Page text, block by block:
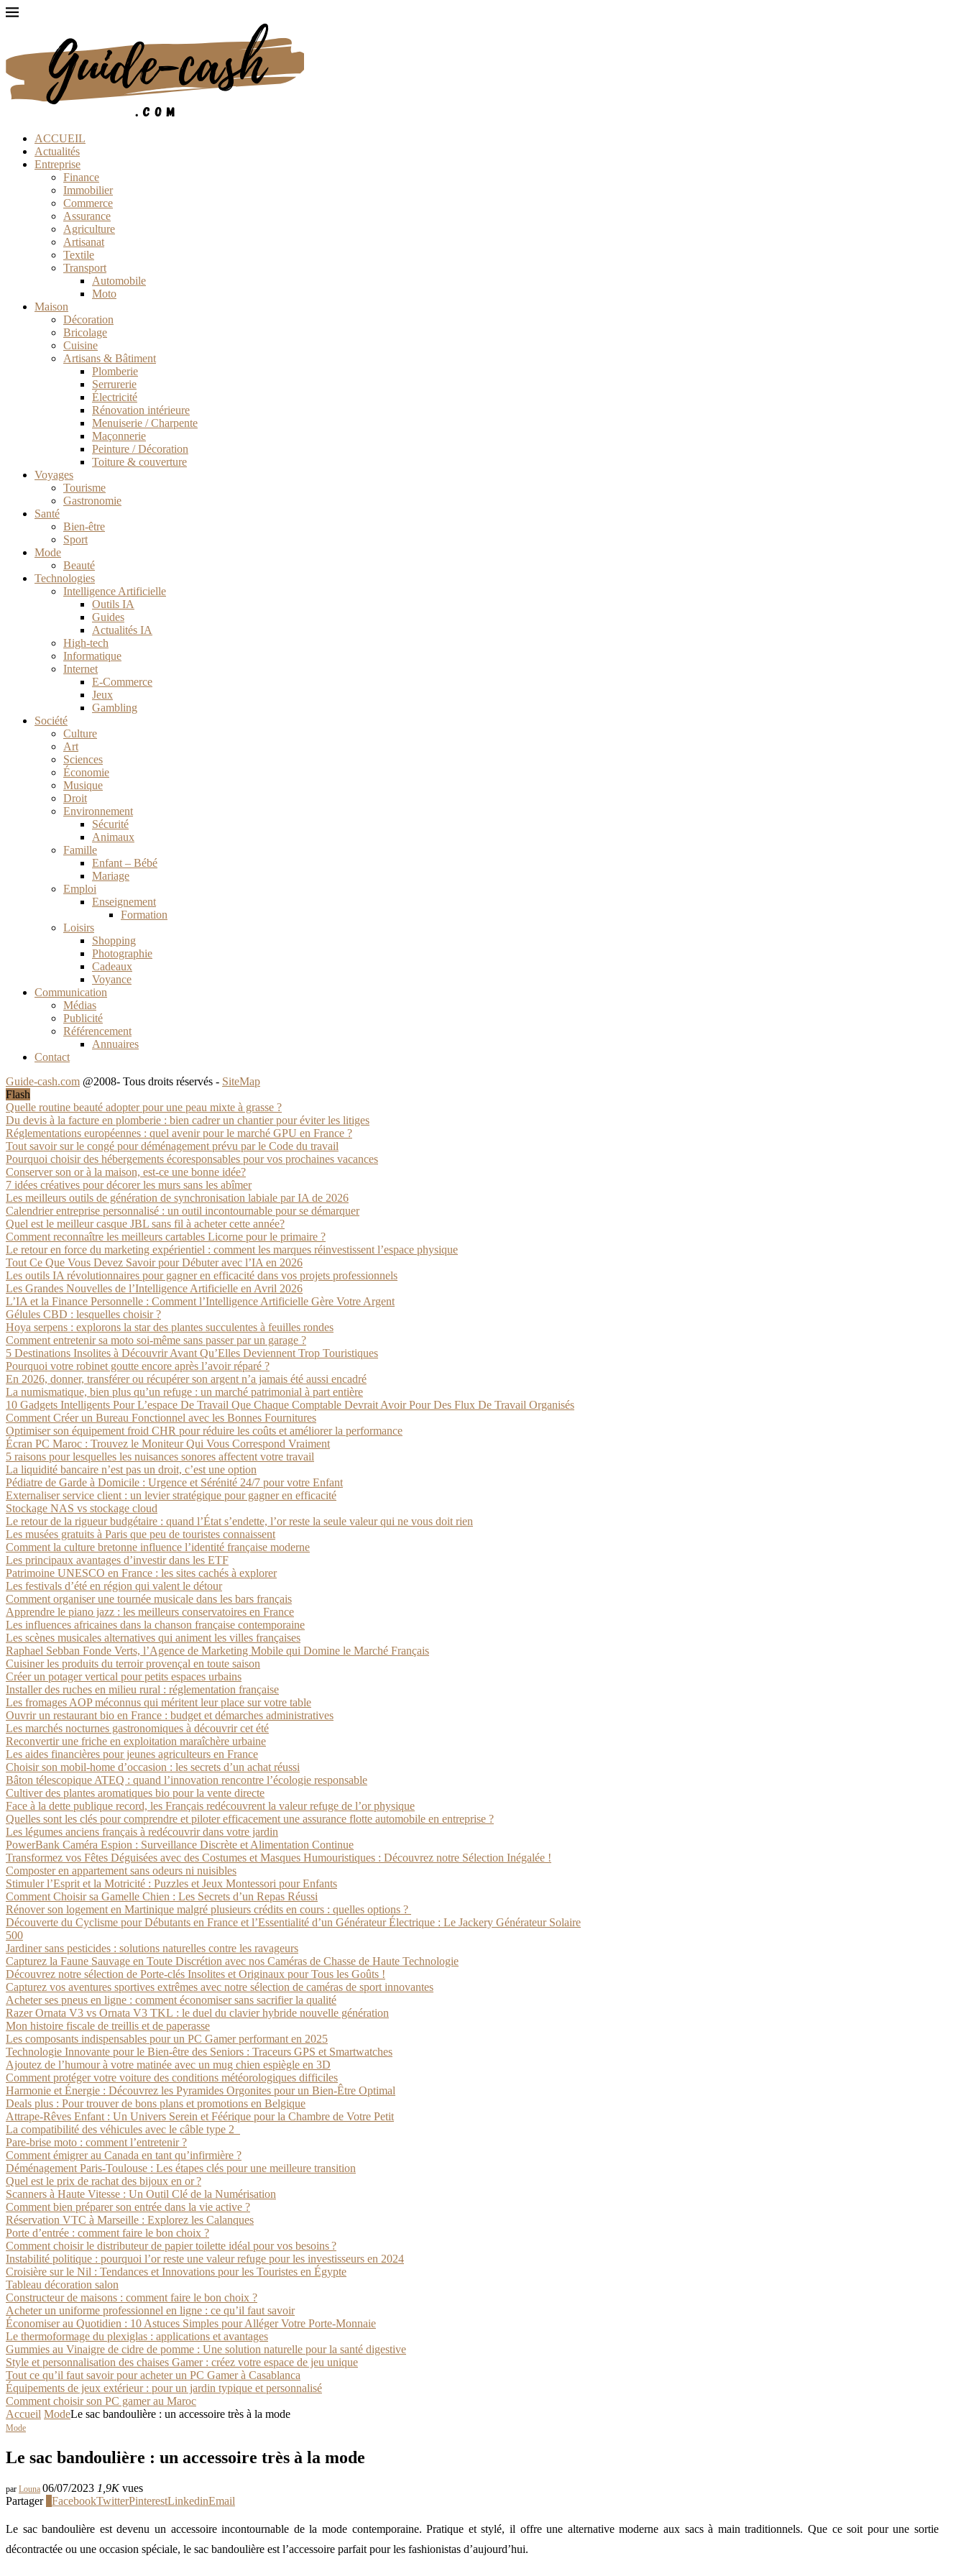
ACCUEIL
Actualités
Entreprise
Finance
Immobilier
Commerce
Assurance
Agriculture
Artisanat
Textile
Transport
Automobile
Moto
Maison
Décoration
Bricolage
Cuisine
Artisans & Bâtiment
Plomberie
Serrurerie
Électricité
Rénovation intérieure
Menuiserie / Charpente
Maçonnerie
Peinture / Décoration
Toiture & couverture
Voyages
Tourisme
Gastronomie
Santé
Bien-être
Sport
Mode
Beauté
Technologies
Intelligence Artificielle
Outils IA
Guides
Actualités IA
High-tech
Informatique
Internet
E-Commerce
Jeux
Gambling
Société
Culture
Art
Sciences
Économie
Musique
Droit
Environnement
Sécurité
Animaux
Famille
Enfant – Bébé
Mariage
Emploi
Enseignement
Formation
Loisirs
Shopping
Photographie
Cadeaux
Voyance
Communication
Médias
Publicité
Référencement
Annuaires
Contact
Guide-cash.com @2008- Tous droits réservés - SiteMap
Flash
Quelle routine beauté adopter pour une peau mixte à grasse ?
Du devis à la facture en plomberie : bien cadrer un chantier pour éviter les litiges
Réglementations européennes : quel avenir pour le marché GPU en France ?
Tout savoir sur le congé pour déménagement prévu par le Code du travail
Pourquoi choisir des hébergements écoresponsables pour vos prochaines vacances
Conserver son or à la maison, est-ce une bonne idée?
7 idées créatives pour décorer les murs sans les abîmer
Les meilleurs outils de génération de synchronisation labiale par IA de 2026
Calendrier entreprise personnalisé : un outil incontournable pour se démarquer
Quel est le meilleur casque JBL sans fil à acheter cette année?
Comment reconnaître les meilleurs cartables Licorne pour le primaire ?
Le retour en force du marketing expérientiel : comment les marques réinvestissent l’espace physique
Tout Ce Que Vous Devez Savoir pour Débuter avec l’IA en 2026
Les outils IA révolutionnaires pour gagner en efficacité dans vos projets professionnels
Les Grandes Nouvelles de l’Intelligence Artificielle en Avril 2026
L’IA et la Finance Personnelle : Comment l’Intelligence Artificielle Gère Votre Argent
Gélules CBD : lesquelles choisir ?
Hoya serpens : explorons la star des plantes succulentes à feuilles rondes
Comment entretenir sa moto soi-même sans passer par un garage ?
5 Destinations Insolites à Découvrir Avant Qu’Elles Deviennent Trop Touristiques
Pourquoi votre robinet goutte encore après l’avoir réparé ?
En 2026, donner, transférer ou récupérer son argent n’a jamais été aussi encadré
La numismatique, bien plus qu’un refuge : un marché patrimonial à part entière
10 Gadgets Intelligents Pour L’espace De Travail Que Chaque Comptable Devrait Avoir Pour Des Flux De Travail Organisés
Comment Créer un Bureau Fonctionnel avec les Bonnes Fournitures
Optimiser son équipement froid CHR pour réduire les coûts et améliorer la performance
Écran PC Maroc : Trouvez le Moniteur Qui Vous Correspond Vraiment
5 raisons pour lesquelles les nuisances sonores affectent votre travail
La liquidité bancaire n’est pas un droit, c’est une option
Pédiatre de Garde à Domicile : Urgence et Sérénité 24/7 pour votre Enfant
Externaliser service client : un levier stratégique pour gagner en efficacité
Stockage NAS vs stockage cloud
Le retour de la rigueur budgétaire : quand l’État s’endette, l’or reste la seule valeur qui ne vous doit rien
Les musées gratuits à Paris que peu de touristes connaissent
Comment la culture bretonne influence l’identité française moderne
Les principaux avantages d’investir dans les ETF
Patrimoine UNESCO en France : les sites cachés à explorer
Les festivals d’été en région qui valent le détour
Comment organiser une tournée musicale dans les bars français
Apprendre le piano jazz : les meilleurs conservatoires en France
Les influences africaines dans la chanson française contemporaine
Les scènes musicales alternatives qui animent les villes françaises
Raphael Sebban Fonde Verts, l’Agence de Marketing Mobile qui Domine le Marché Français
Cuisiner les produits du terroir provençal en toute saison
Créer un potager vertical pour petits espaces urbains
Installer des ruches en milieu rural : réglementation française
Les fromages AOP méconnus qui méritent leur place sur votre table
Ouvrir un restaurant bio en France : budget et démarches administratives
Les marchés nocturnes gastronomiques à découvrir cet été
Reconvertir une friche en exploitation maraîchère urbaine
Les aides financières pour jeunes agriculteurs en France
Choisir son mobil-home d’occasion : les secrets d’un achat réussi
Bâton télescopique ATEQ : quand l’innovation rencontre l’écologie responsable
Cultiver des plantes aromatiques bio pour la vente directe
Face à la dette publique record, les Français redécouvrent la valeur refuge de l’or physique
Quelles sont les clés pour comprendre et piloter efficacement une assurance flotte automobile en entreprise ?
Les légumes anciens français à redécouvrir dans votre jardin
PowerBank Caméra Espion : Surveillance Discrète et Alimentation Continue
Transformez vos Fêtes Déguisées avec des Costumes et Masques Humouristiques : Découvrez notre Sélection Inégalée !
Composter en appartement sans odeurs ni nuisibles
Stimuler l’Esprit et la Motricité : Puzzles et Jeux Montessori pour Enfants
Comment Choisir sa Gamelle Chien : Les Secrets d’un Repas Réussi
Rénover son logement en Martinique malgré plusieurs crédits en cours : quelles options ?
Découverte du Cyclisme pour Débutants en France et l’Essentialité d’un Générateur Électrique : Le Jackery Générateur Solaire
500
Jardiner sans pesticides : solutions naturelles contre les ravageurs
Capturez la Faune Sauvage en Toute Discrétion avec nos Caméras de Chasse de Haute Technologie
Découvrez notre sélection de Porte-clés Insolites et Originaux pour Tous les Goûts !
Capturez vos aventures sportives extrêmes avec notre sélection de caméras de sport innovantes
Acheter ses pneus en ligne : comment économiser sans sacrifier la qualité
Razer Ornata V3 vs Ornata V3 TKL : le duel du clavier hybride nouvelle génération
Mon histoire fiscale de treillis et de paperasse
Les composants indispensables pour un PC Gamer performant en 2025
Technologie Innovante pour le Bien-être des Seniors : Traceurs GPS et Smartwatches
Ajoutez de l’humour à votre matinée avec un mug chien espiègle en 3D
Comment protéger votre voiture des conditions météorologiques difficiles
Harmonie et Énergie : Découvrez les Pyramides Orgonites pour un Bien-Être Optimal
Deals plus : Pour trouver de bons plans et promotions en Belgique
Attrape-Rêves Enfant : Un Univers Serein et Féérique pour la Chambre de Votre Petit
La compatibilité des véhicules avec le câble type 2
Pare-brise moto : comment l’entretenir ?
Comment émigrer au Canada en tant qu’infirmière ?
Déménagement Paris-Toulouse : Les étapes clés pour une meilleure transition
Quel est le prix de rachat des bijoux en or ?
Scanners à Haute Vitesse : Un Outil Clé de la Numérisation
Comment bien préparer son entrée dans la vie active ?
Réservation VTC à Marseille : Explorez les Calanques
Porte d’entrée : comment faire le bon choix ?
Comment choisir le distributeur de papier toilette idéal pour vos besoins ?
Instabilité politique : pourquoi l’or reste une valeur refuge pour les investisseurs en 2024
Croisière sur le Nil : Tendances et Innovations pour les Touristes en Égypte
Tableau décoration salon
Constructeur de maisons : comment faire le bon choix ?
Acheter un uniforme professionnel en ligne : ce qu’il faut savoir
Économiser au Quotidien : 10 Astuces Simples pour Alléger Votre Porte-Monnaie
Le thermoformage du plexiglas : applications et avantages
Gummies au Vinaigre de cidre de pomme : Une solution naturelle pour la santé digestive
Style et personnalisation des chaises Gamer : créez votre espace de jeu unique
Tout ce qu’il faut savoir pour acheter un PC Gamer à Casablanca
Équipements de jeux extérieur : pour un jardin typique et personnalisé
Comment choisir son PC gamer au Maroc
Accueil ModeLe sac bandoulière : un accessoire très à la mode
Mode
Le sac bandoulière : un accessoire très à la mode
par Louna 06/07/2023 1,9Kvues
Partager
FacebookTwitterPinterestLinkedinEmail
Le sac bandoulière est devenu un accessoire incontournable de la mode contemporaine. Pratique et stylé, il offre une alternative moderne aux sacs à main traditionnels. Que ce soit pour une sortie
décontractée ou une occasion spéciale, le sac bandoulière est l’accessoire parfait pour les fashionistas d’aujourd’hui.